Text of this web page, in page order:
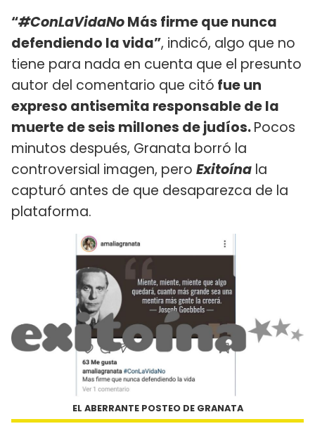
“#ConLaVidaNoMás firme que nunca
defendiendo la vida”, indicó, algo que no
tiene para nada en cuenta que el presunto
autor del comentario que citó fue un
expreso antisemita responsable de la
muerte de seis millones de judíos.Pocos
minutos después, Granata borró la
controversial imagen, pero Exitoína la
capturó antes de que desaparezca de la
plataforma.
EL ABERRANTE POSTEO DE GRANATA